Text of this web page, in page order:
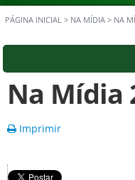
PÁGINA INICIAL > NA MÍDIA > NA
Na Mídia
Imprimir